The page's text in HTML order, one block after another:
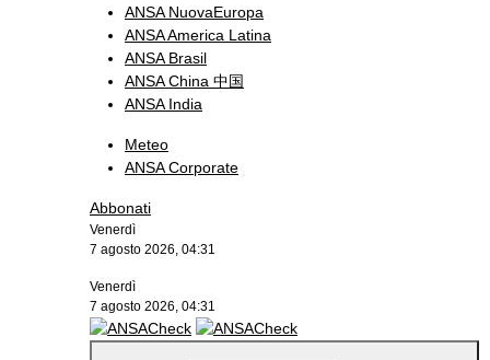
ANSA NuovaEuropa
ANSA America Latina
ANSA Brasil
ANSA China 中国
ANSA India
Meteo
ANSA Corporate
Abbonati
Venerdì
7 agosto 2026, 04:31
Venerdì
7 agosto 2026, 04:31